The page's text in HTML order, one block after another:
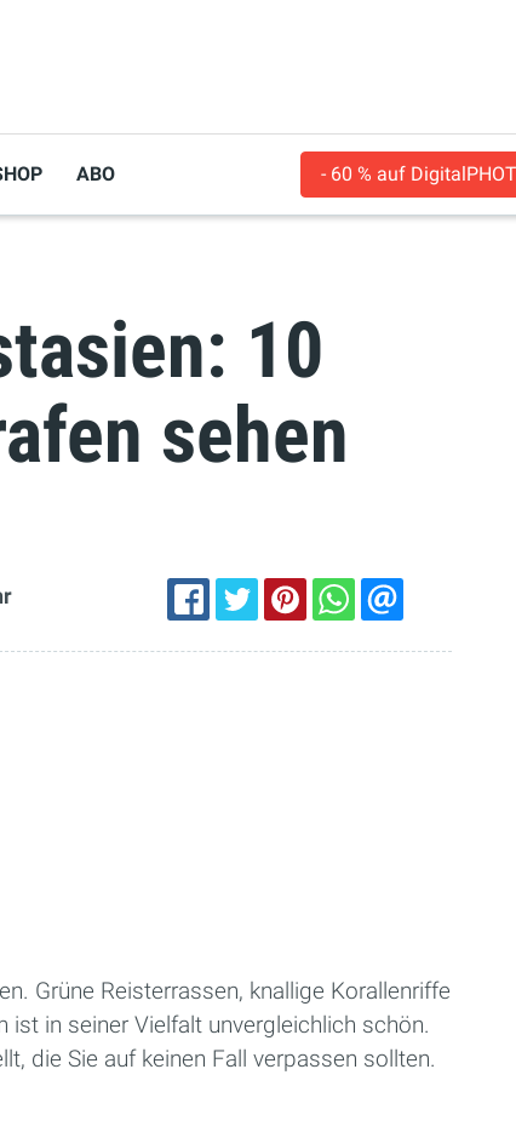
ABO - 60 % auf
10
sehen
Grüne Reisterrassen, knallige Korallenriffe
ist in seiner Vielfalt unvergleichlich schön.
die Sie auf keinen Fall verpassen sollten.